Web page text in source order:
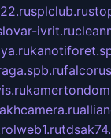
splclub.ru
ivrit.ru